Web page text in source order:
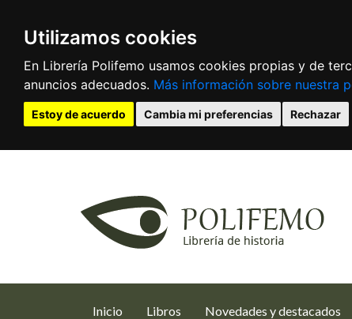
Utilizamos cookies
En Librería Polifemo usamos cookies propias y de
anuncios adecuados. Más información sobre nuestra
Estoy de acuerdo Cambia mi preferencias Rechazar
Inicio (current)
Libros Novedades y destacados